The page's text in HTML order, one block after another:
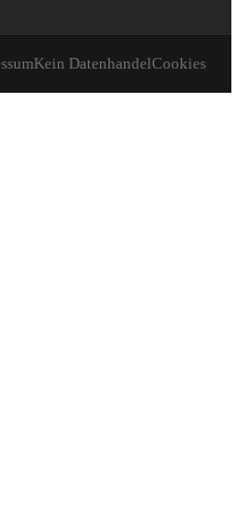
Kein DatenhandelCookies